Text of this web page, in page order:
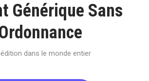
Générique Sans
dans le monde entier